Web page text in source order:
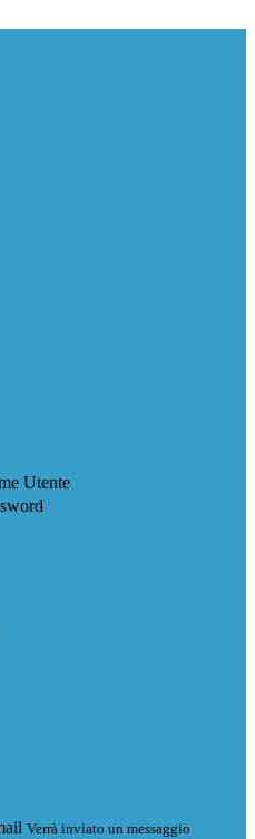
Utente
Verrà inviato un messaggio